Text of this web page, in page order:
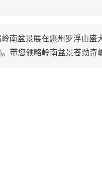
南盆景展在惠州罗浮山
带您领略岭南盆景苍劲